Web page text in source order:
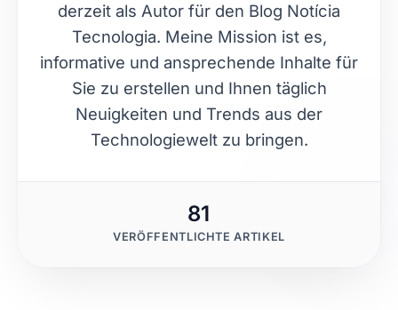
derzeit als Autor für den Blog Notícia
Tecnologia. Meine Mission ist es,
informative und ansprechende Inhalte für
Sie zu erstellen und Ihnen täglich
Neuigkeiten und Trends aus der
Technologiewelt zu bringen.
81
VERÖFFENTLICHTE ARTIKEL